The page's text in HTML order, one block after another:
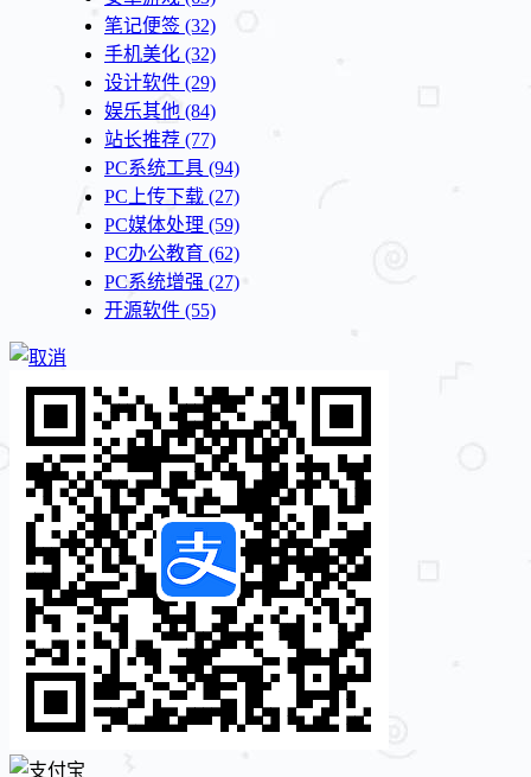
笔记便签 (32)
手机美化 (32)
设计软件 (29)
娱乐其他 (84)
站长推荐 (77)
PC系统工具 (94)
PC上传下载 (27)
PC媒体处理 (59)
PC办公教育 (62)
PC系统增强 (27)
开源软件 (55)